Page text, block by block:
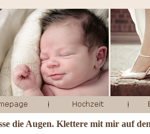
die Augen. Klettere mit mir auf